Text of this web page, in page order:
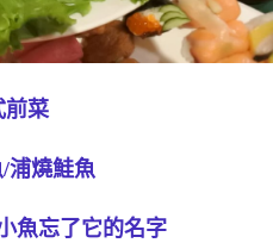
前菜
浦燒鮭魚
魚忘了它的名字